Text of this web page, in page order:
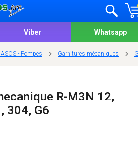
Viber Whatsapp
- Pompes Garnitures mécaniques
R-M3N 12,
304, G6